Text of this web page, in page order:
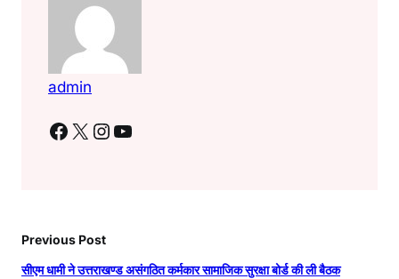
admin
Facebook X Instagram YouTube
Previous Post
सीएम धामी ने उत्तराखण्ड असंगठित कर्मकार सामाजिक सुरक्षा बोर्ड की ली बैठक